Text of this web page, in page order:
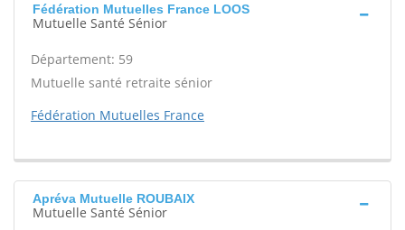
Fédération Mutuelles France LOOS
Mutuelle Santé Sénior
Département: 59
Mutuelle santé retraite sénior
Fédération Mutuelles France
Apréva Mutuelle ROUBAIX
Mutuelle Santé Sénior